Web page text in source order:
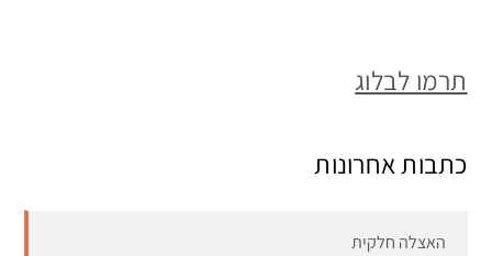
תרמו לבלוג
כתבות אחרונות
האצלה חלקית